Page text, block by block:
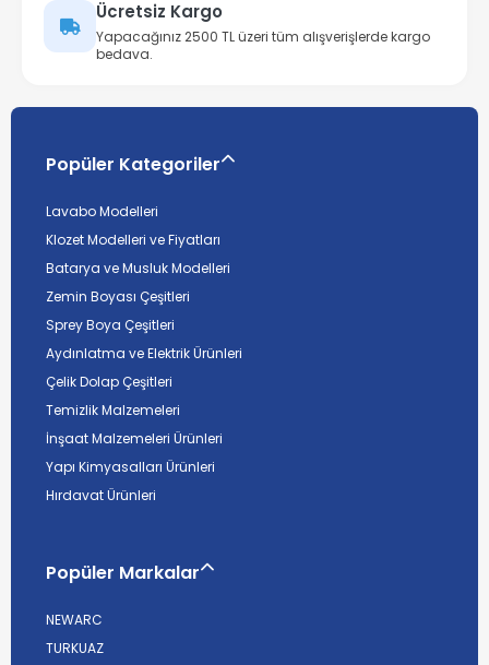
Ücretsiz Kargo
Yapacağınız 2500 TL üzeri tüm alışverişlerde kargo
bedava.
Popüler Kategoriler
Lavabo Modelleri
Klozet Modelleri ve Fiyatları
Batarya ve Musluk Modelleri
Zemin Boyası Çeşitleri
Sprey Boya Çeşitleri
Aydınlatma ve Elektrik Ürünleri
Çelik Dolap Çeşitleri
Temizlik Malzemeleri
İnşaat Malzemeleri Ürünleri
Yapı Kimyasalları Ürünleri
Hırdavat Ürünleri
Popüler Markalar
NEWARC
TURKUAZ